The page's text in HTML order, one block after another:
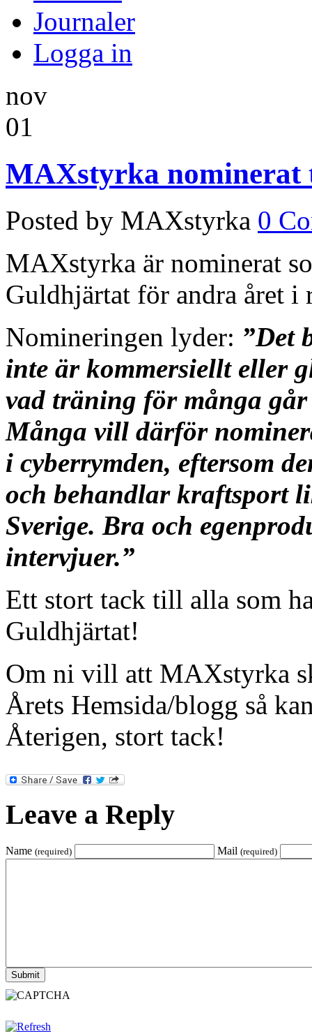
Journaler
Logga in
nov
01
MAXstyrka
Posted by MAXstyrka 0
MAXstyrka är nominerat
Guldhjärtat för andra året i
Nomineringen lyder: ”Det
inte är kommersiellt eller
vad träning för många
Många vill därför
i cyberrymden, eftersom
och behandlar kraftsport
Sverige. Bra och
intervjuer.”
Ett stort tack till alla som
Guldhjärtat!
Om ni vill att MAXstyrka
Årets Hemsida/blogg så
Återigen, stort tack!
Leave a Reply
Name (required) Mail (required)